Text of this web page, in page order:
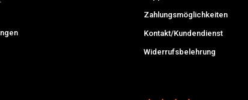
Zahlungsmöglichkeiten
Kontakt/Kundendienst
Widerrufsbelehrung